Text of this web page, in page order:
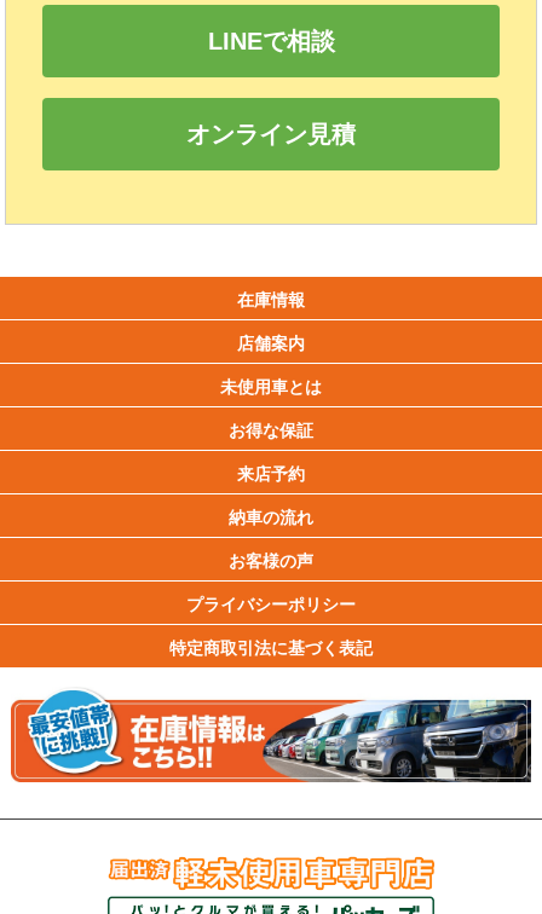
LINEで相談
オンライン見積
在庫情報
店舗案内
未使用車とは
お得な保証
来店予約
納車の流れ
お客様の声
プライバシーポリシー
特定商取引法に基づく表記